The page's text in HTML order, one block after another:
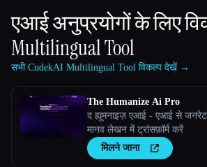
एआई अनुप्रयोगों के लिए
Multilingual Tool
सभी CudekAI Multilingual Tool विकल्प देखें →
The Humanize Ai Pro
द ह्यूमनाइज़ एआई - एआई से जनरेट
मानव लेखन में ट्रांसफ़ॉर्म करें
मिलने जाना